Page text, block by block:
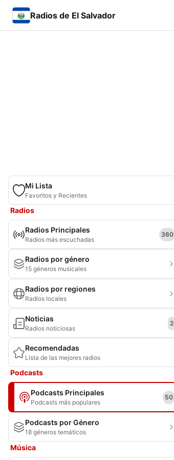
Radios de El Salvador
Mi Lista
Favoritos y Recientes
Radios
Radios Principales
Radios más escuchadas
360
Radios por género
15 géneros musicales
Radios por regiones
Radios locales
Noticias
Radios noticiosas
2
Recomendadas
Lista de las mejores radios
Podcasts
Podcasts Principales
Podcasts más populares
50
Podcasts por Género
18 géneros temáticos
Música